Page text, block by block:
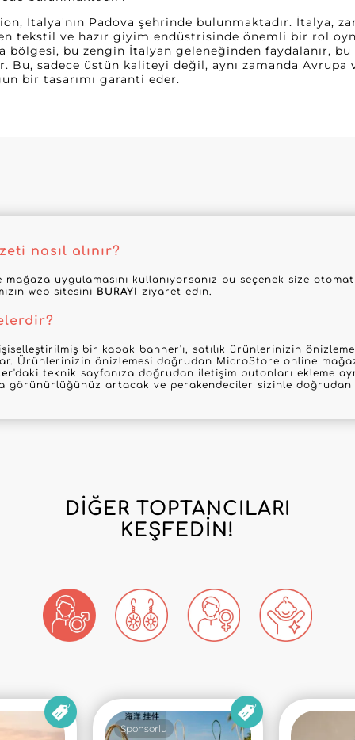
İtalya'nın Padova şehrinde bulunmaktadır. İtalya,
tekstil ve hazır giyim endüstrisinde önemli bir rol
bölgesi, bu zengin İtalyan geleneğinden faydalanır,
Bu, sadece üstün kaliteyi değil, aynı zamanda Avrupa
bir tasarımı garanti eder.
nasıl alınır?
uygulamasını kullanıyorsanız bu seçenek size
web sitesini BURAYI ziyaret edin.
bir kapak banner'ı, satılık ürünlerinizin
Ürünlerinizin önizlemesi doğrudan MicroStore online
'daki teknik sayfanıza doğrudan iletişim butonları ekleme
görünürlüğünüz artacak ve perakendeciler sizinle doğrudan
DIĞER TOPTANCILARI
KEŞFEDIN!
Sponsorlu